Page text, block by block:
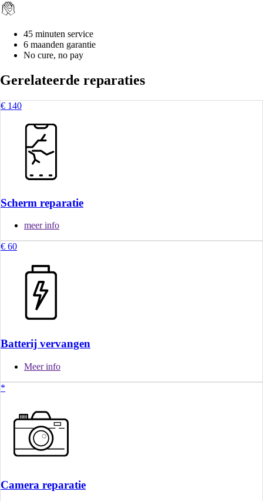
45 minuten service
6 maanden garantie
No cure, no pay
Gerelateerde reparaties
€ 140
Scherm reparatie
meer info
€ 60
Batterij vervangen
Meer info
*
Camera reparatie